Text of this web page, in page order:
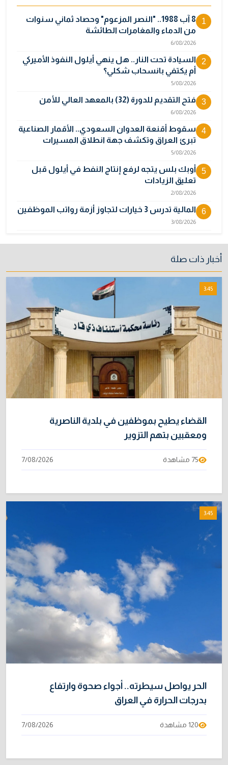
1
8 آب 1988.. "النصر المزعوم" وحصاد ثماني سنوات
من الدماء والمغامرات الطائشة
6/08/2026
2
السيادة تحت النار.. هل ينهي أيلول النفوذ الأميركي
أم يكتفي بانسحاب شكلي؟
5/08/2026
3 فتح التقديم للدورة (32) بالمعهد العالي للأمن
6/08/2026
4
سقوط أقنعة العدوان السعودي.. الأقمار الصناعية
تبرئ العراق وتكشف جهة انطلاق المسيرات
5/08/2026
5
أوبك بلس يتجه لرفع إنتاج النفط في أيلول قبل
تعليق الزيادات
2/08/2026
6 المالية تدرس 3 خيارات لتجاوز أزمة رواتب الموظفين
3/08/2026
31/07/2026
8
إتلاف أكثر من 106 كغم مخدرات و22 ألف قرص في
9
نائبة تحذر من اضطرابات بسبب تأخّر دفع رواتب
الموظفين
4/08/2026
خطر "إيبولا" يتضاعف.. ارتفاع عدد الإصابات
بالفيروس إلى 3748
أخبار ذات صلة
3:45
القضاء يطيح بموظفين في بلدية الناصرية
ومعقبين بتهم التزوير
75 مشاهدة 7/08/2026
3:45
الحر يواصل سيطرته.. أجواء صحوة وارتفاع
بدرجات الحرارة في العراق
120 مشاهدة 7/08/2026